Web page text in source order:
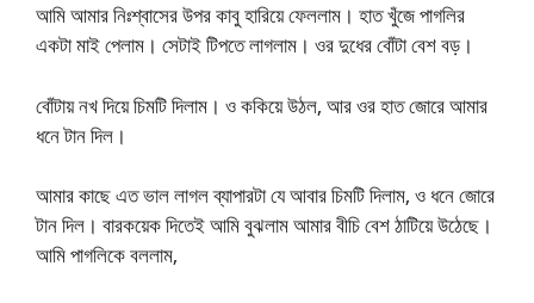
আমি আমার নিঃশ্বাসের উপর কাবু হারিয়ে ফেললাম। হাত খুঁজে পাগলির
একটা মাই পেলাম। সেটাই টিপতে লাগলাম। ওর দুধের বোঁটা বেশ বড়।
বোঁটায় নখ দিয়ে চিমটি দিলাম। ও ককিয়ে উঠল, আর ওর হাত জোরে আমার
ধনে টান দিল।
আমার কাছে এত ভাল লাগল ব্যাপারটা যে আবার চিমটি দিলাম, ও ধনে জোরে
টান দিল। বারকয়েক দিতেই আমি বুঝলাম আমার বীচি বেশ ঠাটিয়ে উঠেছে।
আমি পাগলিকে বললাম,